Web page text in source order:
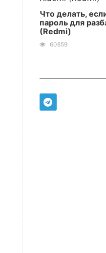
Что делать,
пароль для
(Redmi)
60859